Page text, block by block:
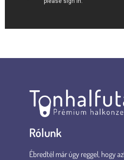
Rólunk
Ébredtél már úgy reggel, hogy